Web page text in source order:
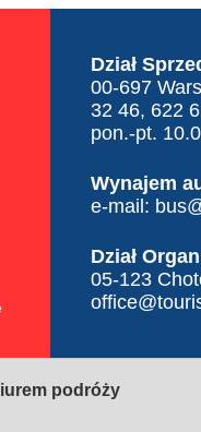
Dział
00-697
32 46, 622
pon.-pt.
Wynajem
e-mail:
Dział
05-123
podróży